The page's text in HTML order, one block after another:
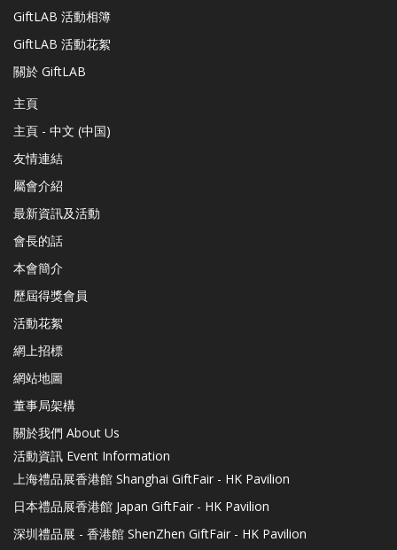
GiftLAB 活動相簿
GiftLAB 活動花絮
關於 GiftLAB
主頁
主頁 - 中文 (中国)
友情連結
屬會介紹
最新資訊及活動
會長的話
本會簡介
歷屆得獎會員
活動花絮
網上招標
網站地圖
董事局架構
關於我們 About Us
活動資訊 Event Information
上海禮品展香港館 Shanghai GiftFair - HK Pavilion
日本禮品展香港館 Japan GiftFair - HK Pavilion
深圳禮品展 - 香港館 ShenZhen GiftFair - HK Pavilion